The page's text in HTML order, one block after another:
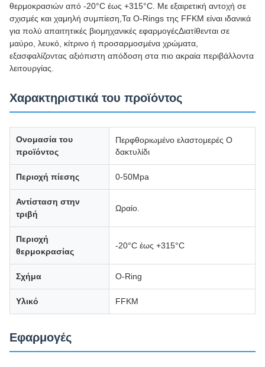
θερμοκρασιών από -20°C έως +315°C. Με εξαιρετική αντοχή σε
σχισμές και χαμηλή συμπίεση,Τα O-Rings της FFKM είναι ιδανικά
για πολύ απαιτητικές βιομηχανικές εφαρμογέςΔιατίθενται σε
μαύρο, λευκό, κίτρινο ή προσαρμοσμένα χρώματα,
εξασφαλίζοντας αξιόπιστη απόδοση στα πιο ακραία περιβάλλοντα
λειτουργίας.
Χαρακτηριστικά του προϊόντος
Ονομασία του
προϊόντος
Περφθοριωμένο ελαστομερές O
δακτυλίδι
Περιοχή πίεσης 0-50Mpa
Αντίσταση στην
τριβή
Ωραίο.
Περιοχή
θερμοκρασίας
-20°C έως +315°C
Σχήμα Ο-Ring
Υλικό FFKM
Εφαρμογές